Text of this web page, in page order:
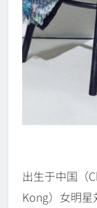
出生于中国（
Kong）女明